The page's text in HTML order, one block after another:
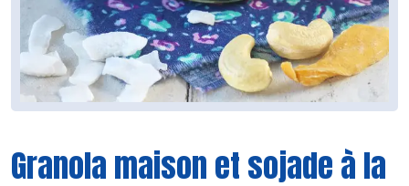
Granola maison et sojade à la